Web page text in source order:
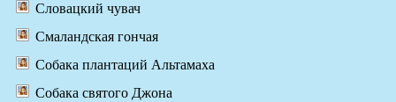
Словацкий чувач
Смаландская гончая
Собака плантаций Альтамаха
Собака святого Джона